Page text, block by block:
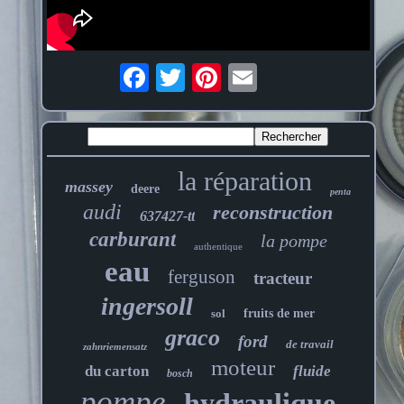
massey deere la réparation penta
audi 637427-tt
reconstruction
carburant
authentique la pompe
eau ferguson tracteur
ingersoll sol fruits de mer
zahnriemensatz graco ford de travail
du carton bosch moteur fluide